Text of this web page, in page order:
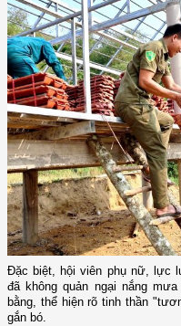
Đặc biệt, hội viên phụ nữ, lực
đã không quản ngại nắng
bằng, thể hiện rõ tinh thần
gắn bó.